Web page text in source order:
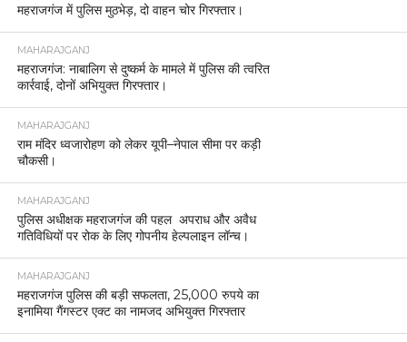
महराजगंज में पुलिस मुठभेड़, दो वाहन चोर गिरफ्तार।
MAHARAJGANJ
महराजगंज: नाबालिग से दुष्कर्म के मामले में पुलिस की त्वरित
कार्रवाई, दोनों अभियुक्त गिरफ्तार।
MAHARAJGANJ
राम मंदिर ध्वजारोहण को लेकर यूपी–नेपाल सीमा पर कड़ी
चौकसी।
MAHARAJGANJ
पुलिस अधीक्षक महराजगंज की पहल अपराध और अवैध
गतिविधियों पर रोक के लिए गोपनीय हेल्पलाइन लॉन्च।
MAHARAJGANJ
महराजगंज पुलिस की बड़ी सफलता, 25,000 रुपये का
इनामिया गैंगस्टर एक्ट का नामजद अभियुक्त गिरफ्तार